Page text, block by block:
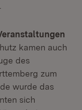
kamen auch
des
zum
wurde das
sich